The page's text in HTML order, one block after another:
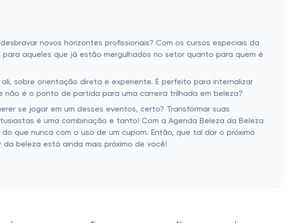
novos horizontes profissionais? Com os cursos especiais da
aqueles que já estão mergulhados no setor quanto para quem é
sobre orientação direta e experiente. É perfeito para internalizar
é o ponto de partida para uma carreira trilhada em beleza?
se jogar em um desses eventos, certo? Transformar suas
é uma combinação e tanto! Com a Agenda Beleza da Beleza
que nunca com o uso de um cupom. Então, que tal dar o próximo
beleza está ainda mais próximo de você!